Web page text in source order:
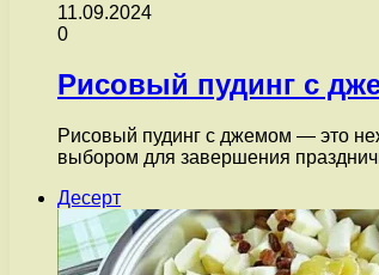
11.09.2024
0
Рисовый пудинг с
Рисовый пудинг с джемом — это
выбором для завершения
Десерт